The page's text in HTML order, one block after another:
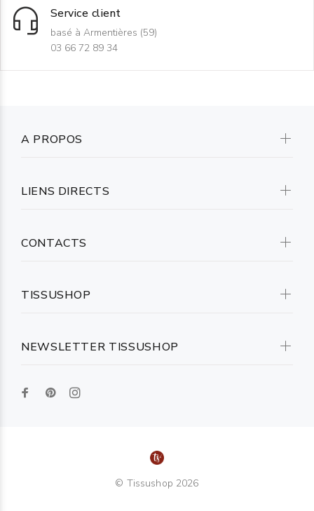
Service client
basé à Armentières (59)
03 66 72 89 34
NEWSLETTER TISSUSHOP
A PROPOS
LIENS DIRECTS
CONTACTS
TISSUSHOP
© Tissushop 2026